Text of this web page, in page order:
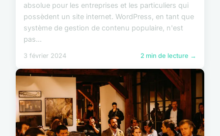
absolue pour les entreprises et les particuliers qui
possèdent un site internet. WordPress, en tant que
système de gestion de contenu populaire, n'est
pas...
3 février 2024 2 min de lecture →